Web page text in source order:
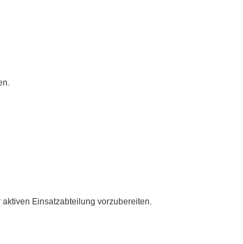
Einsatzabteilung vorzubereiten.